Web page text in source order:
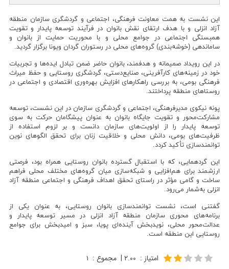
این نشست به همت معاونت فرهنگی، اجتماعی و گردشگری سازمان منطقه
آزاد انزلی و با هدف ارتقای نقش بانوان در فرآیند توسعه پایدار و تقویت
همبستگی اجتماعی در جوامع محلی و با محوریت حمایت از بانوان و
ساماندهی (خوشه‌بندی) گروه‌های محلی در رستوران گردان ویونا برگزار گردید.
در این رویداد صمیمانه و هدفمند، بانوان حاضر ضمن تبادل ایده‌ها و تجربیات
خود در زمینه‌های کارآفرینی، صنایع‌دستی، گردشگری روستایی و حفظ میراث
فرهنگی بومی، به بررسی راهکارهای افزایش بهره‌وری اقتصادی و اجتماعی در
روستاهای منطقه پرداختند.
پونه نیکوی مدیرفرهنگی، اجتماعی و گردشگری سازمان در این نشست، توسعه
مشارکت‌محور و تقویت جایگاه بانوان به عنوان پیشگامان حرکت به سوی
توسعه پایدار را از اولویت‌های سازمان دانست و بر لزوم استفاده از
ظرفیت‌های بومی، دانش محلی و خلاقیت زنان برای تحقق الگوهای نوین
توانمندسازی تأکید کردد.
این گردهمایی، که با استقبال گسترده بانوان روستایی همراه بود، فرصتی
ارزشمند برای هم‌افزایی و شبکه‌سازی میان گروه‌های مختلف محلی فراهم
ساخت و گامی مؤثر در راستای تحقق اهداف فرهنگی و اجتماعی منطقه آزاد
انزلی به‌شمار می‌رود.
گفتنی است، نشست توانمندسازی بانوان روستایی، به عنوان یکی از
برنامه‌های محوری سازمان منطقه آزاد انزلی در مسیر توسعه پایدار و
عدالت‌محور محلی، نویدبخش آینده‌ای پویا، سبز و امیدبخش برای جوامع
روستایی این منطقه است.
امتیاز : ۲.۰۰ | مجموع : ۱